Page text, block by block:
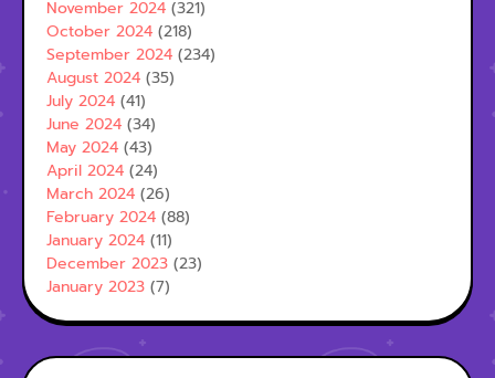
November 2024 (321)
October 2024 (218)
September 2024 (234)
August 2024 (35)
July 2024 (41)
June 2024 (34)
May 2024 (43)
April 2024 (24)
March 2024 (26)
February 2024 (88)
January 2024 (11)
December 2023 (23)
January 2023 (7)